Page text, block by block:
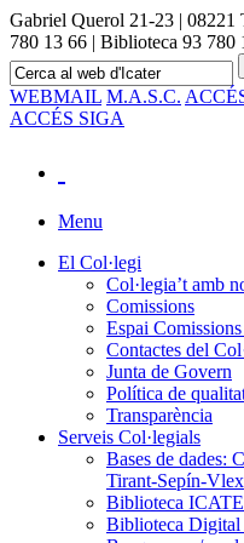
Gabriel Querol 21-23 | 08221
780 13 66 | Biblioteca 93 780
WEBMAIL M.A.S.C.
ACCÉS SIGA
Menu
El Col·legi
Col·legia’t amb
Comissions
Espai
Contactes del
Junta de Govern
Política de
Transparència
Serveis Col·legials
Bases de dades:
Tirant-Sepín-Vlex
Biblioteca
Biblioteca Digital